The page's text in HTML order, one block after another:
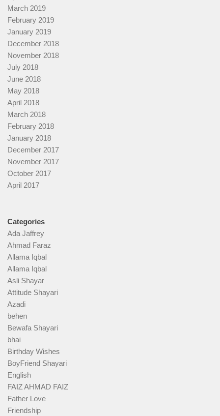
March 2019
February 2019
January 2019
December 2018
November 2018
July 2018
June 2018
May 2018
April 2018
March 2018
February 2018
January 2018
December 2017
November 2017
October 2017
April 2017
Categories
Ada Jaffrey
Ahmad Faraz
Allama Iqbal
Allama Iqbal
Asli Shayar
Attitude Shayari
Azadi
behen
Bewafa Shayari
bhai
Birthday Wishes
BoyFriend Shayari
English
FAIZ AHMAD FAIZ
Father Love
Friendship